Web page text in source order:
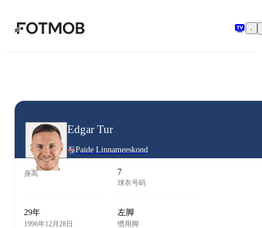
跳转到主要内容
Edgar Tur
Paide Linnameeskond
身高 7
球衣号码
29年
1996年12月28日
左脚
惯用脚